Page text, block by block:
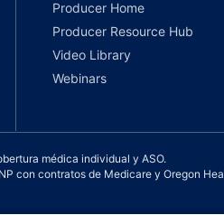
Producer Home
Producer Resource Hub
Video Library
Webinars
médica individual y ASO.
con contratos de Medicare y Oregon